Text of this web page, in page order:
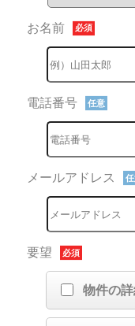
お名前 必須
電話番号 任意
メールアドレス
要望 必須
物件の